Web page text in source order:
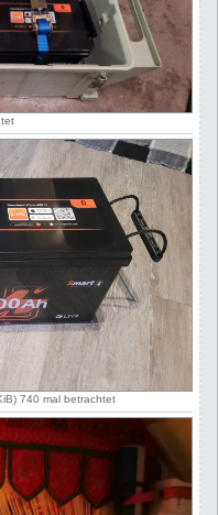
740 mal betrachtet